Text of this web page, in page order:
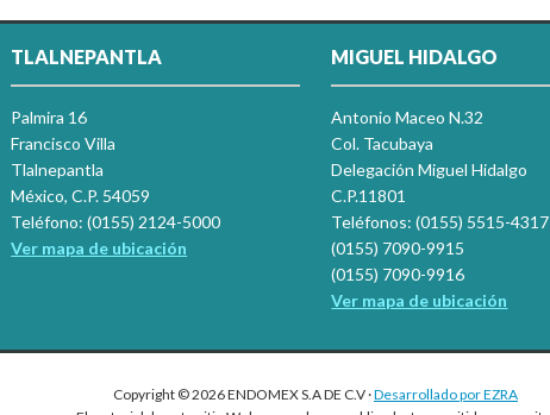
TLALNEPANTLA
Palmira 16
Francisco Villa
Tlalnepantla
México, C.P. 54059
Teléfono: (0155) 2124-5000
Ver mapa de ubicación
MIGUEL HIDALGO
Antonio Maceo N.32
Col. Tacubaya
Delegación Miguel Hidalgo
C.P.11801
Teléfonos: (0155) 5515-4317
(0155) 7090-9915
(0155) 7090-9916
Ver mapa de ubicación
Copyright © 2026 ENDOMEX S.A DE C.V ·Desarrollado por EZRA